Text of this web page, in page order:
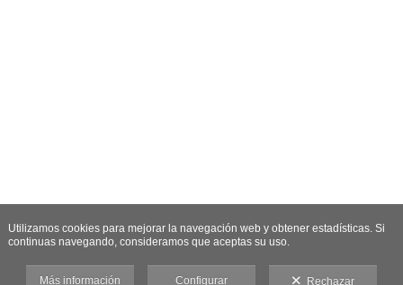
Utilizamos cookies para mejorar la navegación web y obtener estadísticas. Si
continuas navegando, consideramos que aceptas su uso.
Más información Configurar Rechazar